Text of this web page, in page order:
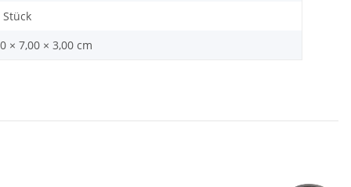
Stück
× 7,00 × 3,00 cm